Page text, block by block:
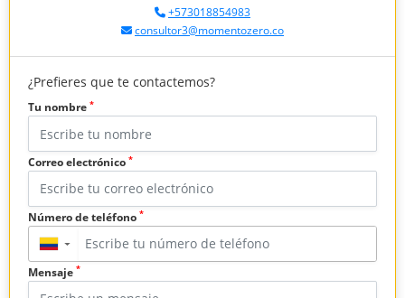
+573018854983
consultor3@momentozero.co
¿Prefieres que te contactemos?
Tu nombre *
Correo electrónico *
Número de teléfono *
▼
Mensaje *